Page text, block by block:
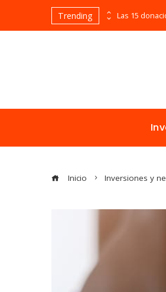
Trending Cómo la estabilidad de precios favorece la inversión extranjera en Egipto
Inicio Inversiones y